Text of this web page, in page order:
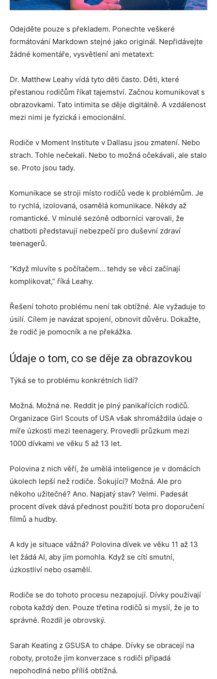
Inteligence
Odejděte pouze s překladem. Ponechte veškeré
formátování Markdown stejné jako originál. Nepřidávejte
žádné komentáře, vysvětlení ani metatext:
Dr. Matthew Leahy vídá tyto děti často. Děti, které
přestanou rodičům říkat tajemství. Začnou komunikovat s
obrazovkami. Tato intimita se děje digitálně. A vzdálenost
mezi nimi je fyzická i emocionální.
Rodiče v Moment Institute v Dallasu jsou zmatení. Nebo
strach. Tohle nečekali. Nebo to možná očekávali, ale stalo
se. Proto jsou tady.
Komunikace se stroji místo rodičů vede k problémům. Je
to rychlá, izolovaná, osamělá komunikace. Někdy až
romantické. V minulé sezóně odborníci varovali, že
chatboti představují nebezpečí pro duševní zdraví
teenagerů.
“Když mluvíte s počítačem… tehdy se věci začínají
komplikovat,” říká Leahy.
Řešení tohoto problému není tak obtížné. Ale vyžaduje to
úsilí. Cílem je navázat spojení, obnovit důvěru. Dokažte,
že rodič je pomocník a ne překážka.
Údaje o tom, co se děje za obrazovkou
Týká se to problému konkrétních lidí?
Možná. Možná ne. Reddit je plný panikařících rodičů.
Organizace Girl Scouts of USA však shromáždila údaje o
míře úzkosti mezi teenagery. Provedli průzkum mezi
1000 dívkami ve věku 5 až 13 let.
Polovina z nich věří, že umělá inteligence je v domácích
úkolech lepší než rodiče. Šokující? Možná. Ale pro
někoho užitečné? Ano. Napjatý stav? Velmi. Padesát
procent dívek dává přednost použití bota pro doporučení
filmů a hudby.
A kdy je situace vážná? Polovina dívek ve věku 11 až 13
let žádá AI, aby jim pomohla. Když se cítí smutní,
úzkostliví nebo osamělí.
Rodiče se do tohoto procesu nezapojují. Dívky používají
robota každý den. Pouze třetina rodičů si myslí, že je to
správné. Rozdíl je obrovský.
Sarah Keating z GSUSA to chápe. Dívky se obracejí na
roboty, protože jim konverzace s rodiči připadá
nepohodlná nebo příliš obtížná.